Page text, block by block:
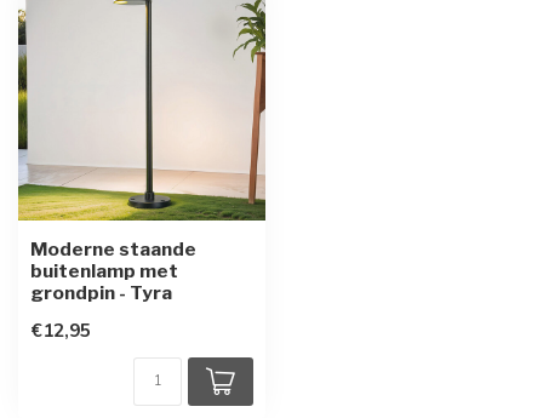
Moderne staande
buitenlamp met
grondpin - Tyra
€12,95